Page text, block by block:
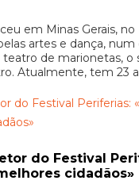
em Minas Gerais, no
artes e dança, num
teatro de marionetas, o
Atualmente, tem 23
do Festival
cidadãos»